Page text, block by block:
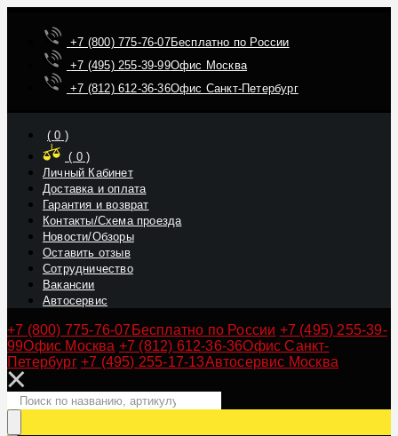
+7 (800) 775-76-07Бесплатно по России
+7 (495) 255-39-99Офис Москва
+7 (812) 612-36-36Офис Санкт-Петербург
(0 )
( 0)
Личный Кабинет
Доставка и оплата
Гарантия и возврат
Контакты/Схема проезда
Новости/Обзоры
Оставить отзыв
Сотрудничество
Вакансии
Автосервис
+7 (800) 775-76-07 Бесплатно по России +7 (495) 255-39-
99Офис Москва +7 (812) 612-36-36Офис Санкт-
Петербург +7 (495) 255-17-13Автосервис Москва